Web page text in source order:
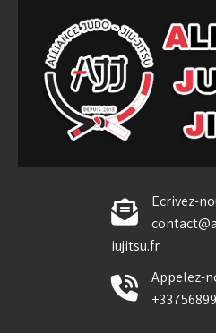
content
Alliance
Ecrivez-
iujitsu.fr
Appelez-